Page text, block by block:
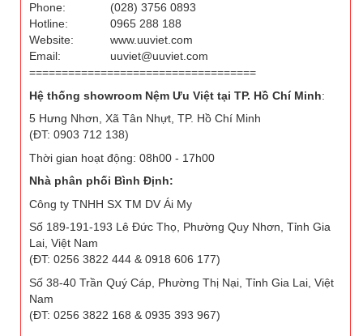
Phone:
(028) 3756 0893
Hotline:
0965 288 188
Website:
www.uuviet.com
Email:
uuviet@uuviet.com
===================================
Hệ thống showroom Nệm Ưu Việt tại TP. Hồ Chí Minh:
5 Hưng Nhơn, Xã Tân Nhựt, TP. Hồ Chí Minh
(ĐT: 0903 712 138)
Thời gian hoạt động: 08h00 - 17h00
Nhà phân phối Bình Định:
Công ty TNHH SX TM DV Ái My
Số 189-191-193 Lê Đức Thọ, Phường Quy Nhơn, Tỉnh Gia
Lai, Việt Nam
(ĐT: 0256 3822 444 & 0918 606 177)
Số 38-40 Trần Quý Cáp, Phường Thị Nại, Tỉnh Gia Lai, Việt
Nam
(ĐT: 0256 3822 168 & 0935 393 967)